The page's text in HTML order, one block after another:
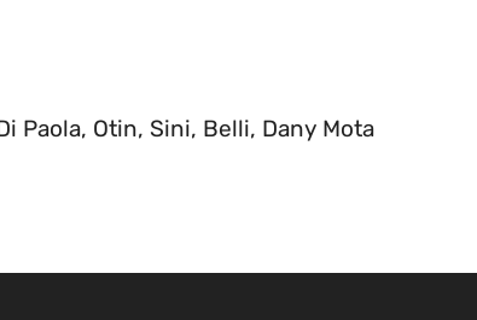
Paola, Otin, Sini, Belli, Dany Mota